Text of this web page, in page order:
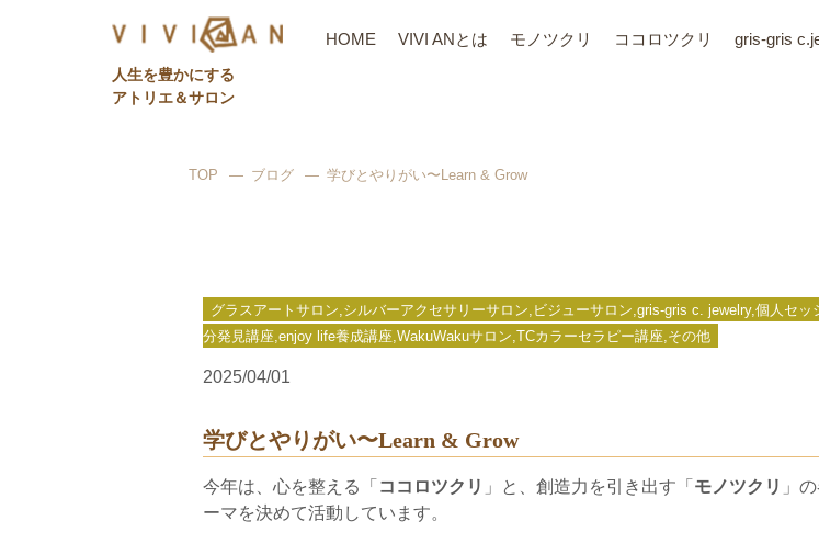
⼈⽣を豊かにする
アトリエ＆サロン
HOME VIVI ANとは モノツクリ ココロツクリ gris-gris
TOP ブログ 学びとやりがい〜Learn & Grow
グラスアートサロン,シルバーアクセサリーサロン,ビジューサロン,gris-gris c. jewelry,個人セッ
分発見講座,enjoy life養成講座,WakuWakuサロン,TCカラーセラピー講座,その他
2025/04/01
学びとやりがい〜Learn & Grow
今年は、心を整える「 ココロツクリ 」と、創造力を引き出す「 モノツクリ 」
ーマを決めて活動しています。